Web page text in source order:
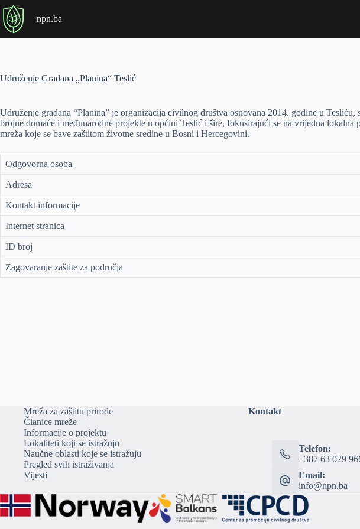
P
r
e
č
s
a
d
ž
a
j
npn.ba
Udruženje Građana „Planina“ Teslić
Udruženje građana “Planina” je organizacija civilnog društva osnovana 2014. godine u
brojne domaće i međunarodne projekte u općini Teslić i šire, fokusirajući se na vrijedna
mreža koje se bave zaštitom životne sredine u Bosni i Hercegovini.
Odgovorna osoba
Adresa
Kontakt informacije
Internet stranica
ID broj
Zagovaranje zaštite za područja
Mreža za zaštitu prirode
Članice mreže
Informacije o projektu
Lokaliteti koji se istražuju
Naučne oblasti koje se istražuju
Pregled svih istraživanja
Vijesti
Kontakt
Telefon:
+387 63 029
Email:
info@npn.ba